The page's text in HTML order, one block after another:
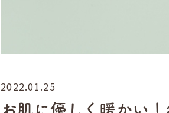
2022.01.25
お肌に優しく暖かい